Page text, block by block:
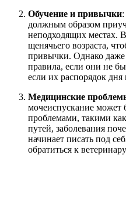
Обучение и привычки
должным образом
неподходящих местах.
щенячьего возраста,
привычки. Однако даже
правила, если они не
если их распорядок дня
Медицинские
мочеиспускание может
проблемами, такими
путей, заболевания
начинает писать под
обратиться к